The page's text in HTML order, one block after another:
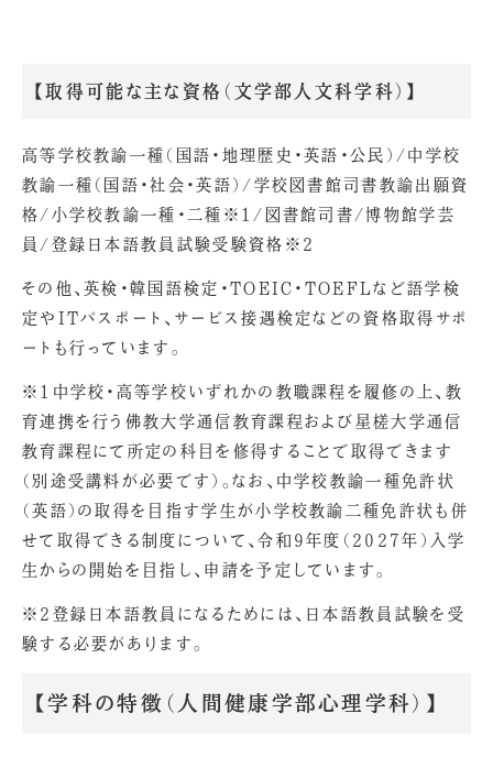
【取得可能な主な資格（文学部人文科学科）】
高等学校教諭一種（国語・地理歴史・英語・公民）/中学校
教諭一種（国語・社会・英語）/学校図書館司書教諭出願資
格/小学校教諭一種・二種※1/図書館司書/博物館学芸
員/登録日本語教員試験受験資格※2
その他、英検・韓国語検定・TOEIC・TOEFLなど語学検
定やITパスポート、サービス接遇検定などの資格取得サポ
ートも行っています。
※1中学校・高等学校いずれかの教職課程を履修の上、教
育連携を行う佛教大学通信教育課程および星槎大学通信
教育課程にて所定の科目を修得することで取得できます
（別途受講料が必要です）。なお、中学校教諭一種免許状
（英語）の取得を目指す学生が小学校教諭二種免許状も併
せて取得できる制度について、令和9年度（2027年）入学
生からの開始を目指し、申請を予定しています。
※2登録日本語教員になるためには、日本語教員試験を受
験する必要があります。
【学科の特徴（人間健康学部心理学科）】